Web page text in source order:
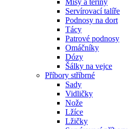
Mísy a teriny
Servírovací talíře
Podnosy na dort
Tácy
Patrové podnosy
Omáčníky
Dózy
Šálky na vejce
Příbory stříbrné
Sady
Vidličky
Nože
Lžíce
Lžičky